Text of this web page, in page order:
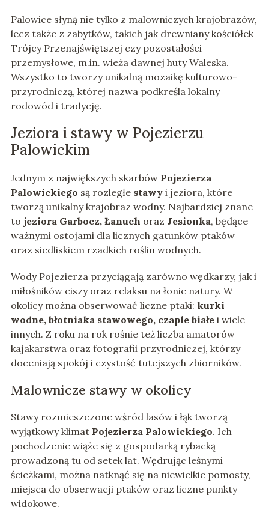
Palowice słyną nie tylko z malowniczych krajobrazów,
lecz także z zabytków, takich jak drewniany kościółek
Trójcy Przenajświętszej czy pozostałości
przemysłowe, m.in. wieża dawnej huty Waleska.
Wszystko to tworzy unikalną mozaikę kulturowo-
przyrodniczą, której nazwa podkreśla lokalny
rodowód i tradycję.
Jeziora i stawy w Pojezierzu
Palowickim
Jednym z największych skarbów Pojezierza
Palowickiego są rozległe stawyi jeziora, które
tworzą unikalny krajobraz wodny. Najbardziej znane
to jeziora Garbocz, Łanuch oraz Jesionka, będące
ważnymi ostojami dla licznych gatunków ptaków
oraz siedliskiem rzadkich roślin wodnych.
Wody Pojezierza przyciągają zarówno wędkarzy, jak i
miłośników ciszy oraz relaksu na łonie natury. W
okolicy można obserwować liczne ptaki: kurki
wodne, błotniaka stawowego, czaple białei wiele
innych. Z roku na rok rośnie też liczba amatorów
kajakarstwa oraz fotografii przyrodniczej, którzy
doceniają spokój i czystość tutejszych zbiorników.
Malownicze stawy w okolicy
Stawy rozmieszczone wśród lasów i łąk tworzą
wyjątkowy klimat Pojezierza Palowickiego. Ich
pochodzenie wiąże się z gospodarką rybacką
prowadzoną tu od setek lat. Wędrując leśnymi
ścieżkami, można natknąć się na niewielkie pomosty,
miejsca do obserwacji ptaków oraz liczne punkty
widokowe.